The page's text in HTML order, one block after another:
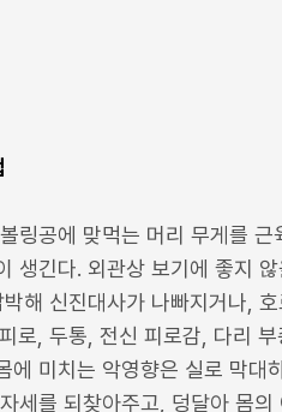
링공에 맞먹는 머리 무게를
생긴다. 외관상 보기에 좋지
해 신진대사가 나빠지거나,
로, 두통, 전신 피로감, 다리
에 미치는 악영향은 실로 막대
세를 되찾아주고, 덩달아 몸